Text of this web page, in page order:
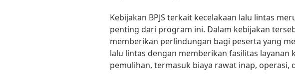
Kebijakan BPJS terkait kecelakaan lalu lintas
penting dari program ini. Dalam kebijakan
memberikan perlindungan bagi peserta yang
lalu lintas dengan memberikan fasilitas layanan
pemulihan, termasuk biaya rawat inap, operasi,